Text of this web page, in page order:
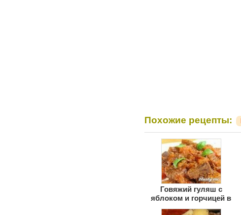
Похожие рецепты:
Говяжий гуляш с
яблоком и горчицей в
мультиварке